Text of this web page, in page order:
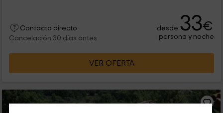
Contacto directo
Cancelación 30 días antes
desde 33€
persona y noche
VER OFERTA